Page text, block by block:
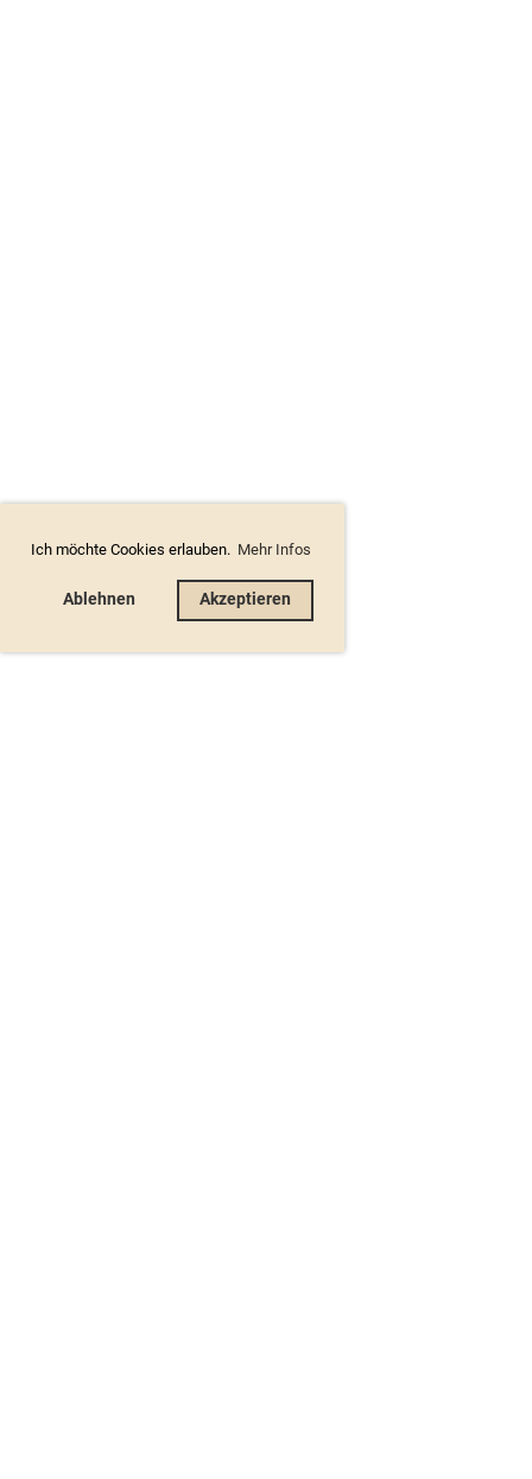
Ich möchte Cookies erlauben. Mehr Infos
Ablehnen Akzeptieren